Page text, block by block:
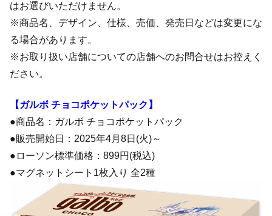
はお選びいただけません。
※商品名、デザイン、仕様、売価、発売日などは変更にな
る場合があります。
※お取り扱い店舗についての店舗へのお問合せはお控えく
ださい。
【ガルボ チョコポケットパック】
●商品名：ガルボ チョコポケットパック
●販売開始日：2025年4月8日(火)～
●ローソン標準価格：899円(税込)
●マグネットシート1枚入り 全2種